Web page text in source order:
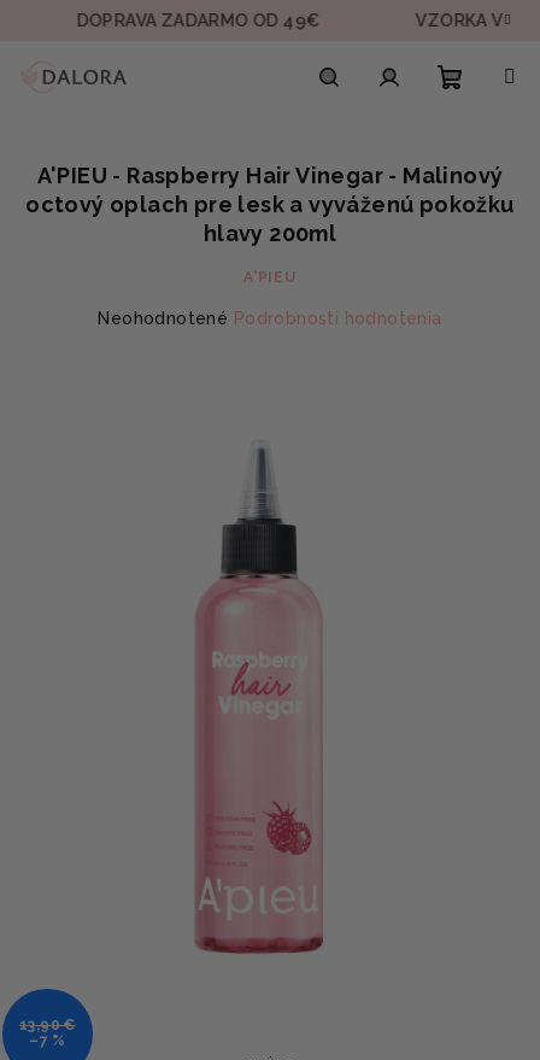
DOPRAVA ZADARMO OD 49€ VZORKA V
košík
A'PIEU - Raspberry Hair Vinegar - Malinový
octový oplach pre lesk a vyváženú pokožku
hlavy 200ml
A'PIEU
Priemerné
Neohodnotené Podrobnosti hodnotenia
13,90 €
–7 %